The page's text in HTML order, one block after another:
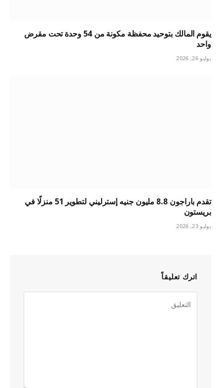
يقوم المالك بتوحيد محفظة مكونة من 54 وحدة تحت مقرض
واحد
يوليو 26, 2026
تقدم باراجون 8.8 مليون جنيه إسترليني لتطوير 51 منزلًا في
بريستون
يوليو 23, 2026
اترك تعليقاً